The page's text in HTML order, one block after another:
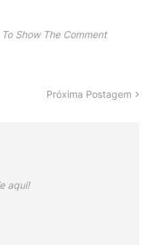
Show The Comment
Próxima Postagem
aqui!